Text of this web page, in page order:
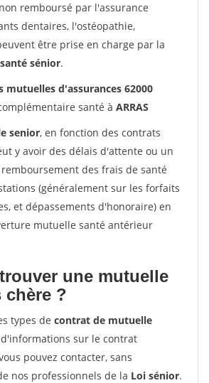
remboursé par l'assurance
dentaires, l'ostéopathie,
être prise en charge par la
sénior.
mutuelles d'assurances 62000
santé à ARRAS
senior, en fonction des contrats
y avoir des délais d'attente ou un
des frais de santé
(généralement sur les forfaits
et dépassements d'honoraire) en
mutuelle santé antérieur
une mutuelle
chère ?
types de contrat de mutuelle
sur le contrat
pouvez contacter, sans
nos professionnels de la Loi sénior.